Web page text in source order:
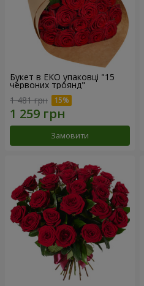
Букет в ЕКО упаковці "15
червоних троянд"
1 481 грн
Замовити